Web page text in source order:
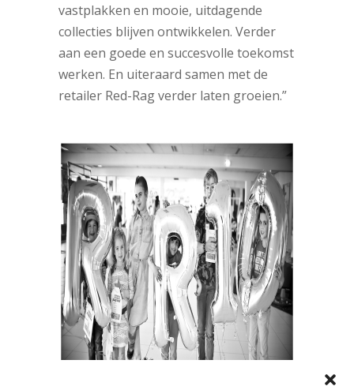
vastplakken en mooie, uitdagende
collecties blijven ontwikkelen. Verder
aan een goede en succesvolle toekomst
werken. En uiteraard samen met de
retailer Red-Rag verder laten groeien.”